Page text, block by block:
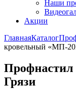
Наши
Акции
ГлавнаяКаталог
кровельный «МП-
Грязи